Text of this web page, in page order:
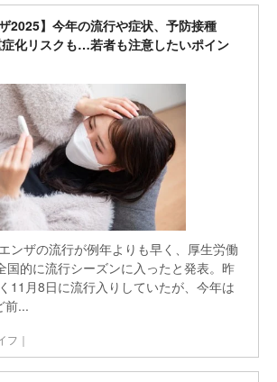
2025】今年の流行や症状、予防接種
化リスクも…若者も注意したいポイン
ンザの流行が例年よりも早く、厚生労働
国的に流行シーズンに入ったと発表。昨
11月8日に流行入りしていたが、今年は
前...
フ｜